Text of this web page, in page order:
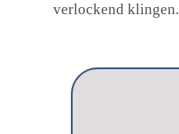
verlockend klingen.